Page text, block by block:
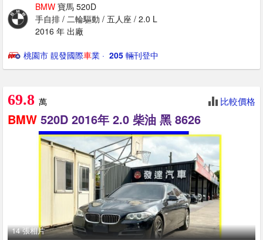
BMW 寶馬 520D
手自排 / 二輪驅動 / 五人座 / 2.0 L
2016 年 出廠
桃園市 靚發國際車業 · ‎ 205 輛刊登中
69.8 萬 比較價格
BMW 520D 2016年 2.0 柴油 黑 8626
14 張相片